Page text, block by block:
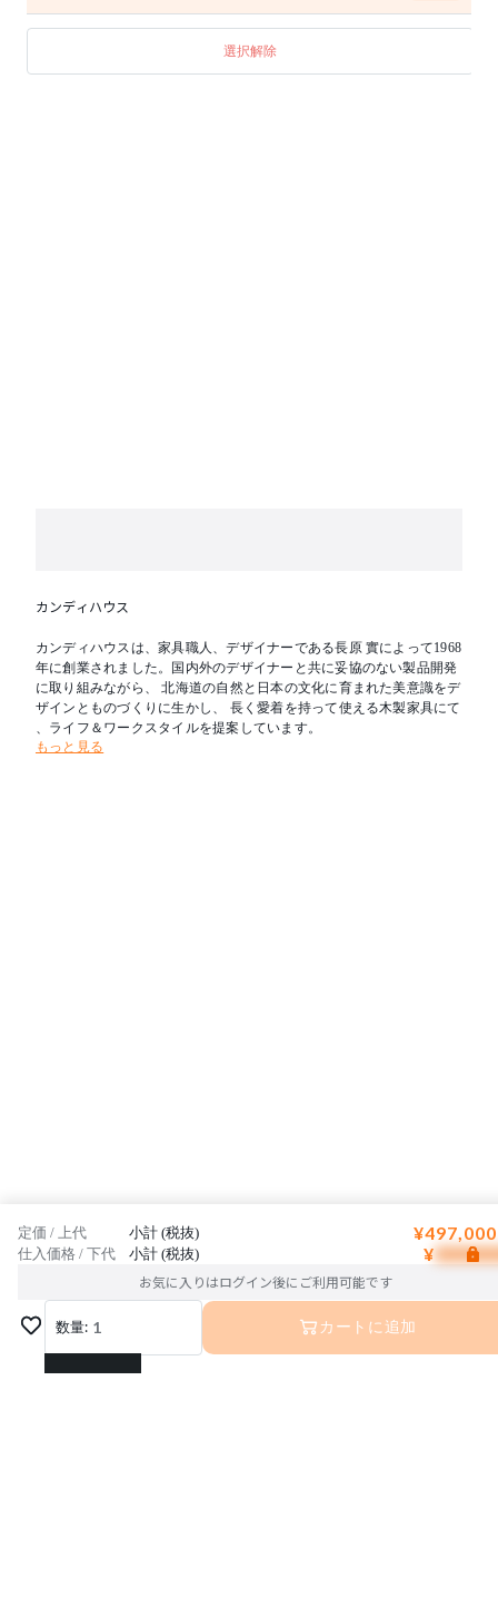
※ヘッドボードはランダムマッチです。
【ヘッドボード】
同価格でヘッドボード高の変更が可能です。
選択解除
カンディハウス
カンディハウスは、家具職人、デザイナーである長原 實によって1968
年に創業されました。国内外のデザイナーと共に妥協のない製品開発
に取り組みながら、 北海道の自然と日本の文化に育まれた美意識をデ
ザインとものづくりに生かし、 長く愛着を持って使える木製家具にて
、ライフ＆ワークスタイルを提案しています。
もっと見る
定価 / 上代 小計 (税抜)
仕入価格 / 下代 小計 (税抜) ¥
お気に入りはログイン後にご利用可能です
数量: 1
1
カートに追加